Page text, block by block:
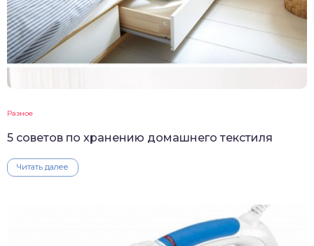
Разное
5 советов по хранению домашнего текстиля
Читать далее